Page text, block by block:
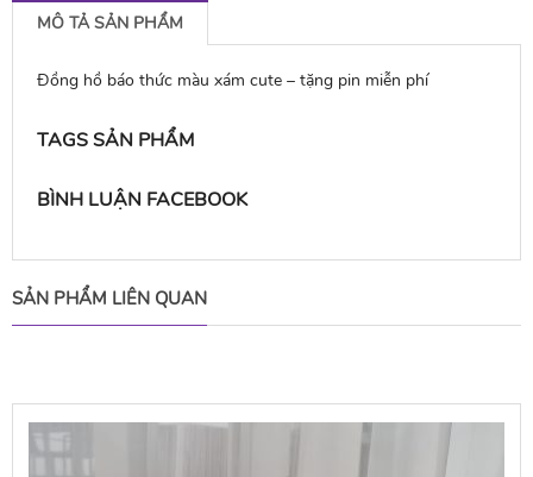
MÔ TẢ SẢN PHẨM
Đồng hồ báo thức màu xám cute – tặng pin miễn phí
TAGS SẢN PHẨM
BÌNH LUẬN FACEBOOK
SẢN PHẨM LIÊN QUAN